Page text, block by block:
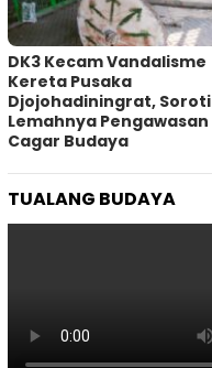
DK3 Kecam Vandalisme
Kereta Pusaka
Djojohadiningrat, Soroti
Lemahnya Pengawasan
Cagar Budaya
TUALANG BUDAYA